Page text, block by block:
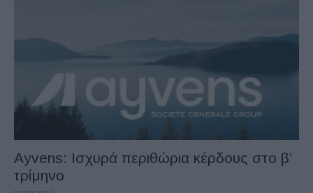
Ayvens: Iσχυρά περιθώρια κέρδους στο β’
τρίμηνο